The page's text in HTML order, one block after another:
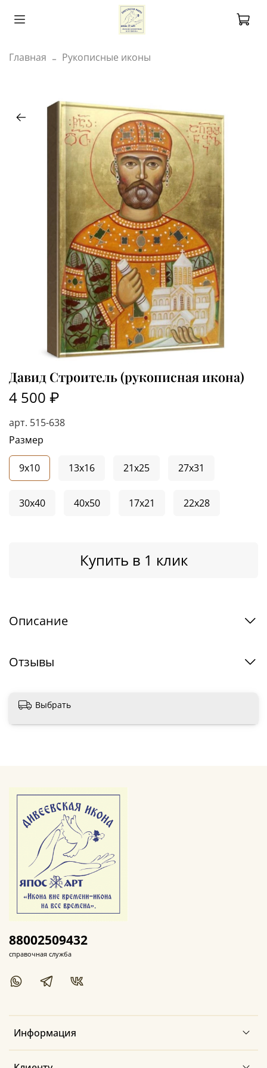
Главная Рукописные иконы
арт. 515-638
Давид Строитель (рукописная икона)
4 500 ₽
Купить в 1 клик
Размер
9x10 13x16 21x25 27x31
30x40 40x50 17x21 22x28
Описание
Отзывы
Выбрать
Информация
88002509432
справочная служба